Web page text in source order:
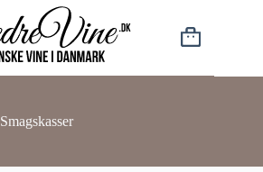
Smagskasser